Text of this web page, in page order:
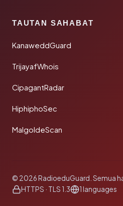
TAUTAN SAHABAT
KanaweddGuard
TrijayafWhois
CipagantRadar
HiphiphoSec
MalgoldeScan
© 2026 RadioeduGuard. Semua
HTTPS · TLS 1.3
1 languages